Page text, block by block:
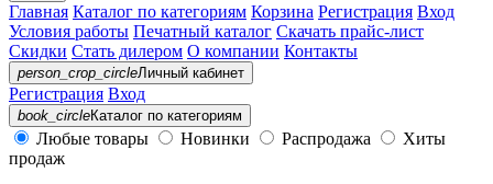
Главная Каталог по категориям Корзина Регистрация Вход
Условия работы Печатный каталог Скачать прайс-лист
Скидки Стать дилером О компании Контакты
person_crop_circleЛичный кабинет
Регистрация Вход
book_circleКаталог по категориям
Любые товары Новинки Распродажа
Хиты
продаж